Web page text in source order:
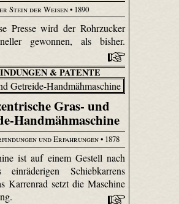
Stein der Weisen• 1890
Presse wird der Rohrzucker
gewonnen, als bisher.
& PATENTE
Gras- und
Handmähmaschine
und Erfahrungen• 1878
ist auf einem Gestell nach
Schiebkarrens
Karrenrad setzt die Maschine